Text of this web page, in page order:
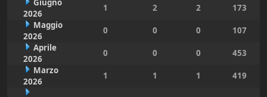
Giugno
2026
1 2 2
173
Maggio
2026
0 0 0
107
Aprile
2026
0 0 0
453
Marzo
2026
1 1 1 419